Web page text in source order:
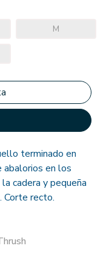
M
terminado en
abalorios en los
cadera y pequeña
Corte recto.